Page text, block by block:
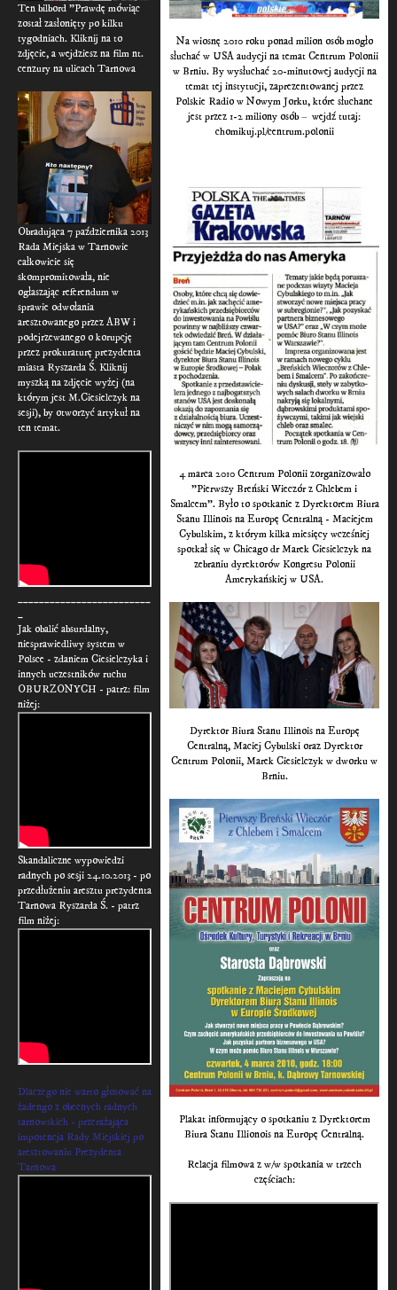
Ten bilbord "Prawdę mówiąc
został zasłonięty po kilku
tygodniach. Kliknij na to
zdjęcie, a wejdziesz na film nt.
cenzury na ulicach Tarnowa
Obradująca 7 października 2013
Rada Miejska w Tarnowie
całkowicie się
skompromitowała, nie
ogłaszając referendum w
sprawie odwołania
aresztowanego przez ABW i
podejrzewanego o korupcję
przez prokuraturę prezydenta
miasta Ryszarda Ś. Kliknij
myszką na zdjęcie wyżej (na
którym jest M.Ciesielczyk na
sesji), by otworzyć artykuł na
ten temat.
Jak obalić absurdalny,
niesprawiedliwy system w
Polsce - zdaniem Ciesielczyka i
innych uczestników ruchu
OBURZONYCH - patrz: film
niżej:
Skandaliczne wypowiedzi
radnych po sesji 24.10.2013 - po
przedłużeniu aresztu prezydenta
Tarnowa Ryszarda Ś. - patrz
film niżej:
Dlaczego nie warto głosować na
żadengo z obecnych radnych
tarnowskich - przerażająca
impotencja Rady Miejskiej po
aresztowaniu Prezydenta
Tarnowa
Na wiosnę 2010 roku ponad milion osób mogło
słuchać w USA audycji na temat Centrum Polonii
w Brniu. By wysłuchać 20-minutowej audycji na
temat tej instytucji, zaprezentowanej przez
Polskie Radio w Nowym Jorku, które słuchane
jest przez 1-2 miliony osób – wejdź tutaj:
chomikuj.pl/centrum.polonii
4 marca 2010 Centrum Polonii zorganizowało
"Pierwszy Breński Wieczór z Chlebem i
Smalcem". Było to spotkanie z Dyrektorem Biura
Stanu Illinois na Europę Centralną - Maciejem
Cybulskim, z którym kilka miesięcy wcześniej
spotkał się w Chicago dr Marek Ciesielczyk na
zebraniu dyrektorów Kongresu Polonii
Amerykańskiej w USA.
Dyrektor Biura Stanu Illinois na Europę
Centralną, Maciej Cybulski oraz Dyrektor
Centrum Polonii, Marek Ciesielczyk w dworku w
Brniu.
Plakat informujący o spotkaniu z Dyrektorem
Biura Stanu Illionois na Europę Centralną.
Relacja filmowa z w/w spotkania w trzech
częściach: